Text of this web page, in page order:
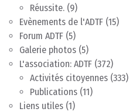
Réussite. (9)
Evènements de l'ADTF (15)
Forum ADTF (5)
Galerie photos (5)
L'association: ADTF (372)
Activités citoyennes (333)
Publications (11)
Liens utiles (1)